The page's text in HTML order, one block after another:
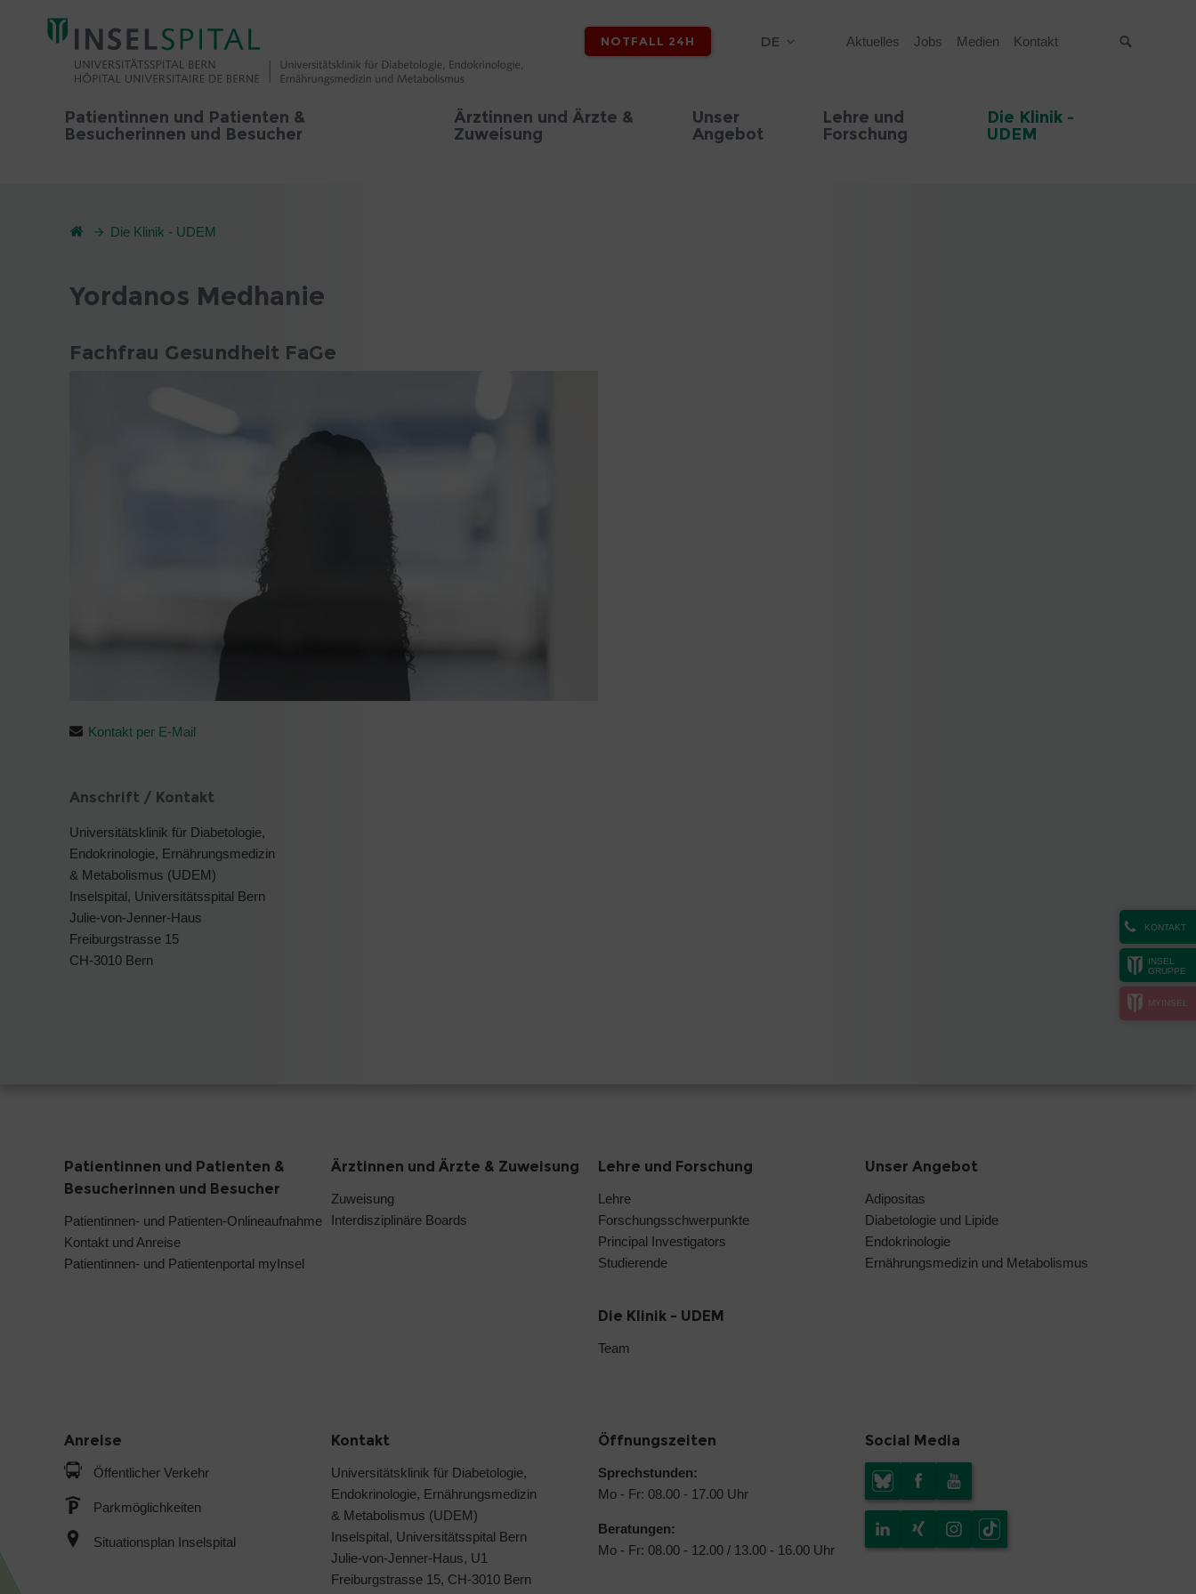
NOTFALL 24H DE Aktuelles Jobs Medien Kontakt
Patientinnen und Patienten &
Besucherinnen und Besucher
Ärztinnen und Ärzte &
Zuweisung
Unser
Angebot
Lehre und
Forschung
Die Klinik -
UDEM
KONTAKT
INSEL
GRUPPE
MYINSEL
Die Klinik - UDEM
Yordanos Medhanie
Fachfrau Gesundheit FaGe
Kontakt per E-Mail
Anschrift / Kontakt
Universitätsklinik für Diabetologie,
Endokrinologie, Ernährungsmedizin
& Metabolismus (UDEM)
Inselspital, Universitätsspital Bern
Julie-von-Jenner-Haus
Freiburgstrasse 15
CH-3010 Bern
Patientinnen und Patienten &
Besucherinnen und Besucher
Patientinnen- und Patienten-Onlineaufnahme
Kontakt und Anreise
Patientinnen- und Patientenportal myInsel
Ärztinnen und Ärzte & Zuweisung
Zuweisung
Interdisziplinäre Boards
Lehre und Forschung
Lehre
Forschungsschwerpunkte
Principal Investigators
Studierende
Die Klinik - UDEM
Team
Unser Angebot
Adipositas
Diabetologie und Lipide
Endokrinologie
Ernährungsmedizin und Metabolismus
Anreise
Öffentlicher Verkehr
Parkmöglichkeiten
Situationsplan Inselspital
Kontakt
Universitätsklinik für Diabetologie,
Endokrinologie, Ernährungsmedizin
& Metabolismus (UDEM)
Inselspital, Universitätsspital Bern
Julie-von-Jenner-Haus, U1
Freiburgstrasse 15, CH-3010 Bern
Öffnungszeiten
Sprechstunden:
Mo - Fr: 08.00 - 17.00 Uhr
Beratungen:
Mo - Fr: 08.00 - 12.00 / 13.00 - 16.00 Uhr
Social Media